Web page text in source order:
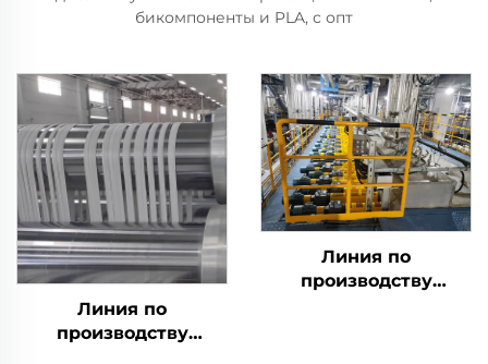
бикомпоненты и PLA, с опт
Линия по
производству
Линия по
производству